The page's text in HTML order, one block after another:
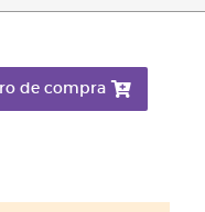
de compra